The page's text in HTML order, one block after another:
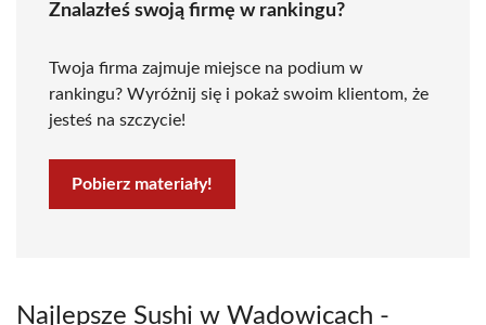
Znalazłeś swoją firmę w rankingu?
Twoja firma zajmuje miejsce na podium w
rankingu? Wyróżnij się i pokaż swoim klientom, że
jesteś na szczycie!
Pobierz materiały!
Najlepsze Sushi w Wadowicach -